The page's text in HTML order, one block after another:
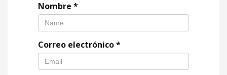
Nombre *
Correo electrónico*